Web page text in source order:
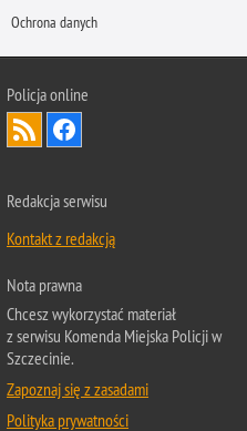
Ochrona danych
Policja online
Redakcja serwisu
Kontakt z redakcją
Nota prawna
Chcesz wykorzystać materiał
z serwisu Komenda Miejska Policji w
Szczecinie.
Zapoznaj się z zasadami
Polityka prywatności